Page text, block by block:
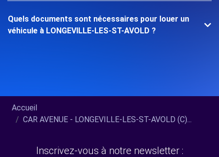
Quels documents sont nécessaires pour louer un
véhicule à LONGEVILLE-LES-ST-AVOLD ?
Accueil
CAR AVENUE - LONGEVILLE-LES-ST-AVOLD (C)...
Inscrivez-vous à notre newsletter :